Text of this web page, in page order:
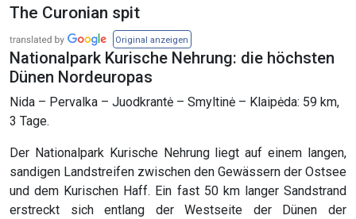
The Curonian spit
Original anzeigen
Nationalpark Kurische Nehrung: die höchsten
Dünen Nordeuropas
Nida – Pervalka – Juodkrantė – Smyltinė – Klaipėda: 59 km,
3 Tage.
Der Nationalpark Kurische Nehrung liegt auf einem langen,
sandigen Landstreifen zwischen den Gewässern der Ostsee
und dem Kurischen Haff. Ein fast 50 km langer Sandstrand
erstreckt sich entlang der Westseite der Dünen der